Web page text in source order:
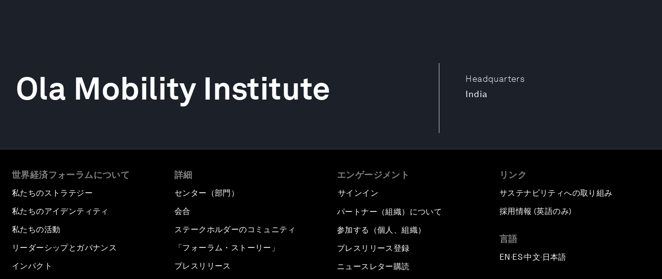
Headquarters
India
Ola Mobility Institute
世界経済フォーラムについて
私たちのストラテジー
私たちのアイデンティティ
私たちの活動
リーダーシップとガバナンス
インパクト
詳細
センター（部門）
会合
ステークホルダーのコミュニティ
「フォーラム・ストーリー」
プレスリリース
エンゲージメント
サインイン
パートナー（組織）について
参加する（個人、組織）
プレスリリース登録
ニュースレター購読
リンク
サステナビリティへの取り組み
採用情報 (英語のみ)
言語
EN ▪ES▪中文▪ 日本語